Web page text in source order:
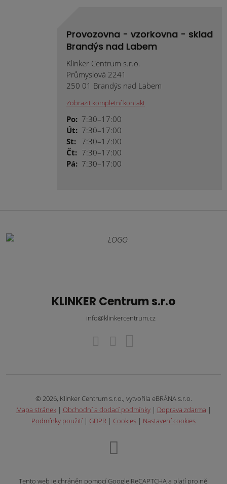
Provozovna - vzorkovna - sklad
Brandýs nad Labem
Klinker Centrum s.r.o.
Průmyslová 2241
250 01 Brandýs nad Labem
Zobrazit kompletní kontakt
Po: 7:30–17:00
Út: 7:30–17:00
St: 7:30–17:00
Čt: 7:30–17:00
Pá: 7:30–17:00
KLINKER Centrum s.r.o
info@klinkercentrum.cz
© 2026, Klinker Centrum s.r.o., vytvořila eBRÁNA s.r.o.
Mapa stránek| Obchodní a dodací podmínky| Doprava zdarma |
Podmínky použití | GDPR | Cookies | Nastavení cookies
Tento web je chráněn pomocí Google ReCAPTCHA a platí pro něj